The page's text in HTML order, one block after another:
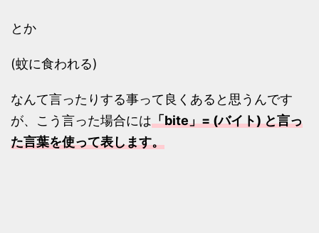
とか
(蚊に食われる)
なんて言ったりする事って良くあると思うんです
が、こう言った場合には「bite」= (バイト) と言っ
た言葉を使って表します。